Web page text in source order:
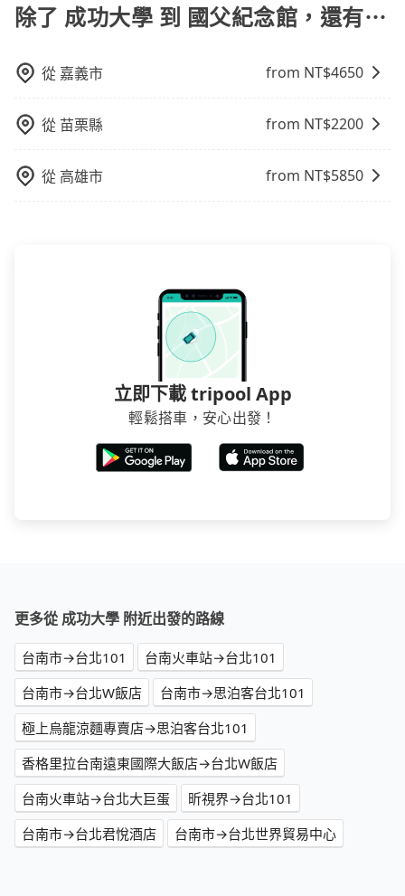
算。計程車最貴，而大眾運輸通常較便宜。 行程：需多
點停留的行程建議可選可客製化行程的包車，如果時間
車。 旅行人數：人數多時包車較方便舒適且每個人攤提
車。 時間：需在特定時間到達目的地可選包車或計程
車，不趕時間即可選用大眾運輸。 便利性：需要便利性
和方便性可選包車和計程車，喜歡探險和體驗當地文化
則可搭乘大眾運輸。
除了 成功大學 到 國父紀念館，還有⋯
從 嘉義市 from NT$4650
從 苗栗縣 from NT$2200
從 高雄市 from NT$5850
立即下載 tripool App
輕鬆搭車，安心出發！
更多從 成功大學 附近出發的路線
台南市→台北101
台南火車站→台北101
台南市→台北W飯店
台南市→思泊客台北101
極上烏龍涼麵專賣店→思泊客台北101
香格里拉台南遠東國際大飯店→台北W飯店
台南火車站→台北大巨蛋
昕視界→台北101
台南市→台北君悅酒店
台南市→台北世界貿易中心